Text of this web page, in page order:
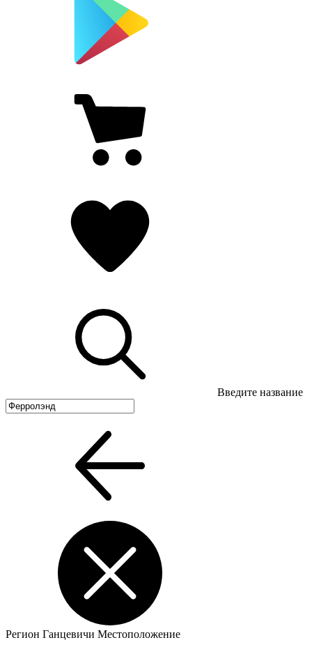
Введите название
Регион Ганцевичи Местоположение